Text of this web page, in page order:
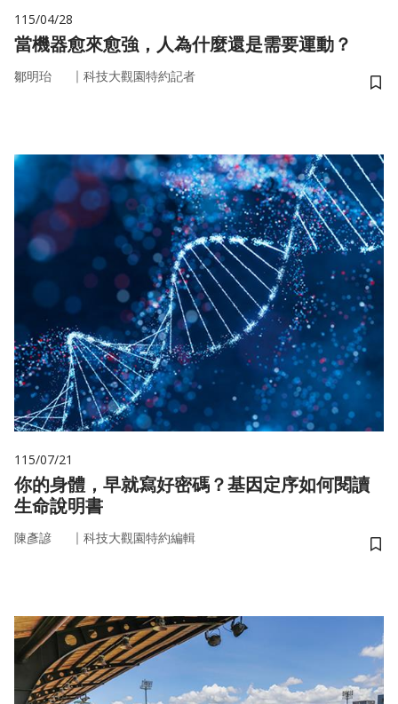
115/04/28
當機器愈來愈強，人為什麼還是需要運動？
鄒明珆 ｜ 科技大觀園特約記者
儲
115/07/21
你的身體，早就寫好密碼？基因定序如何閱讀
生命說明書
陳彥諺 ｜ 科技大觀園特約編輯
儲